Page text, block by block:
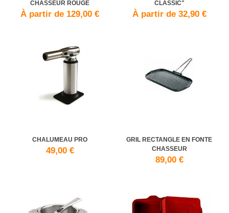
CHASSEUR ROUGE
À partir de 129,00 €
CLASSIC"
À partir de 32,90 €
CHALUMEAU PRO
49,00 €
GRIL RECTANGLE EN FONTE
CHASSEUR
89,00 €